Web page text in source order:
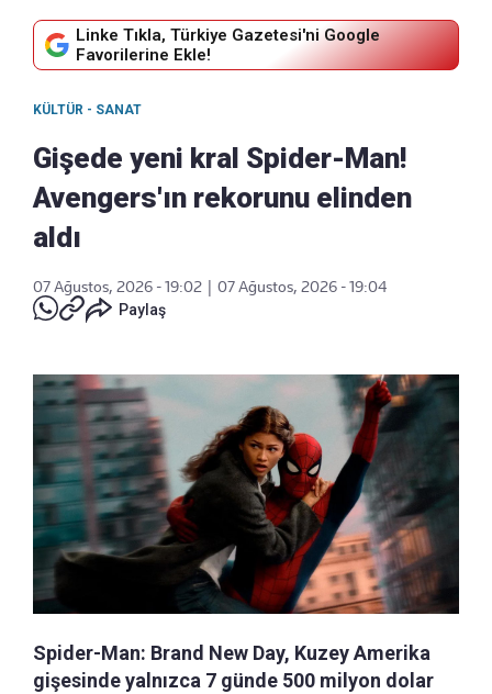
Linke Tıkla, Türkiye Gazetesi'ni Google
Favorilerine Ekle!
KÜLTÜR - SANAT
Gişede yeni kral Spider-Man!
Avengers'ın rekorunu elinden
aldı
07 Ağustos, 2026 - 19:02
07 Ağustos, 2026 - 19:04
Paylaş
Spider-Man: Brand New Day, Kuzey Amerika
gişesinde yalnızca 7 günde 500 milyon dolar